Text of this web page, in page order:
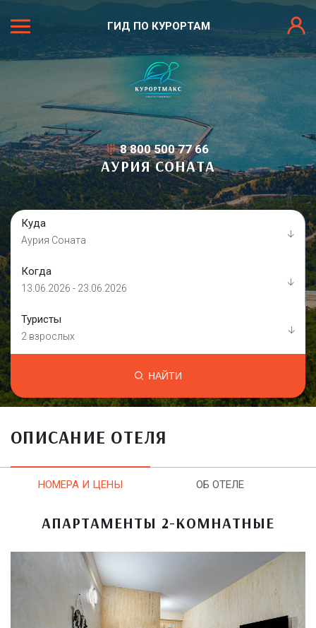
ГИД ПО КУРОРТАМ
8 800 500 77 66
АУРИЯ СОНАТА
Куда
Аурия Соната
Когда
13.06.2026 - 23.06.2026
Туристы
2 взрослых
НАЙТИ
ОПИСАНИЕ ОТЕЛЯ
НОМЕРА И ЦЕНЫ ОБ ОТЕЛЕ
АПАРТАМЕНТЫ 2-КОМНАТНЫЕ